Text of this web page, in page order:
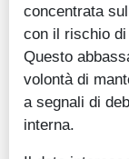
concentrata
con il rischio
Questo
volontà di
a segnali di
interna.